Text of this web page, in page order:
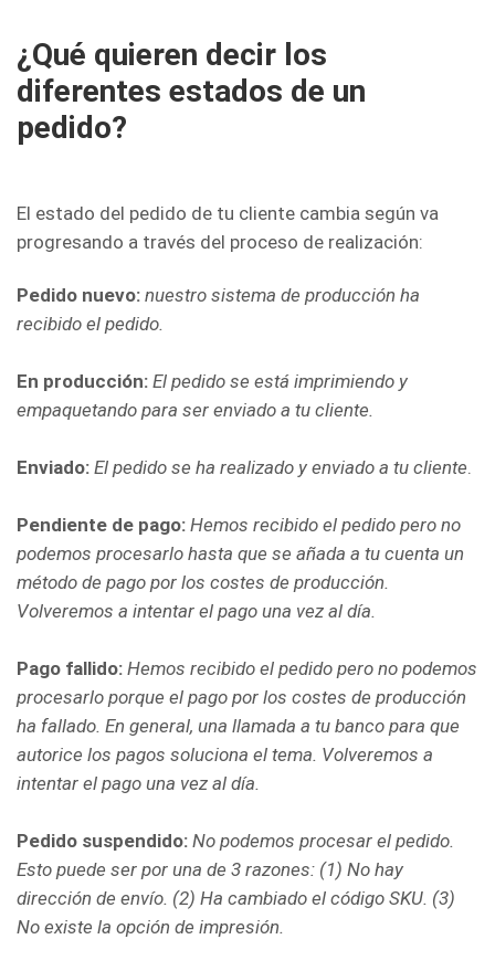
¿Qué quieren decir los
diferentes estados de un
pedido?
El estado del pedido de tu cliente cambia según va
progresando a través del proceso de realización:
Pedido nuevo: nuestro sistema de producción ha
recibido el pedido.
En producción: El pedido se está imprimiendo y
empaquetando para ser enviado a tu cliente.
Enviado: El pedido se ha realizado y enviado a tu cliente.
Pendiente de pago: Hemos recibido el pedido pero no
podemos procesarlo hasta que se añada a tu cuenta un
método de pago por los costes de producción.
Volveremos a intentar el pago una vez al día.
Pago fallido: Hemos recibido el pedido pero no podemos
procesarlo porque el pago por los costes de producción
ha fallado. En general, una llamada a tu banco para que
autorice los pagos soluciona el tema. Volveremos a
intentar el pago una vez al día.
Pedido suspendido: No podemos procesar el pedido.
Esto puede ser por una de 3 razones: (1) No hay
dirección de envío. (2) Ha cambiado el código SKU. (3)
No existe la opción de impresión.